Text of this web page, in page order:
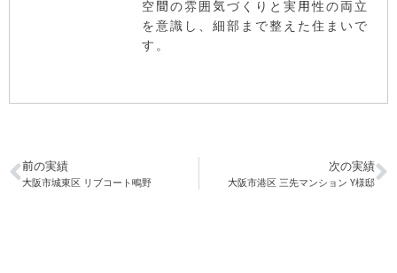
空間の雰囲気づくりと実用性の両立
を意識し、細部まで整えた住まいで
す。
前の実績
大阪市城東区 リブコート鴫野
次の実績
大阪市港区 三先マンション Y様邸